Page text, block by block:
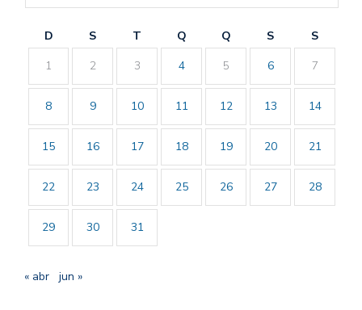
D S T Q Q S
S
1
2 3 4 5 6 7
8 9 10 11 12 13 14
15 16 17 18 19 20 21
22 23 24 25 26 27 28
29 30 31
« abr jun »